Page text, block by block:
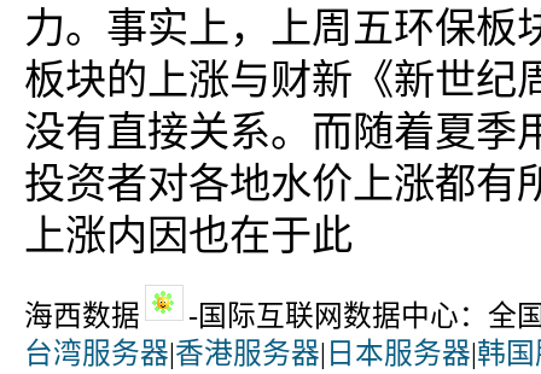
力。事实上，上周五环保板
板块的上涨与财新《新世纪
没有直接关系。而随着夏季
投资者对各地水价上涨都有
上涨内因也在于此
海西数据
-国际互联网数据中心：全
台湾服务器|香港服务器| 日本服务器|韩